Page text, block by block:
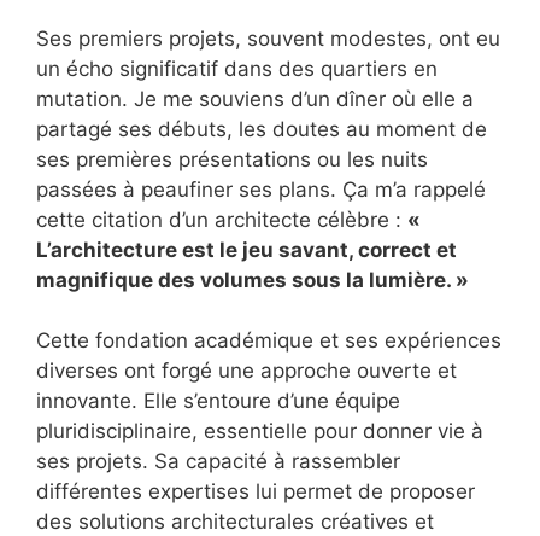
Ses premiers projets, souvent modestes, ont eu
un écho significatif dans des quartiers en
mutation. Je me souviens d’un dîner où elle a
partagé ses débuts, les doutes au moment de
ses premières présentations ou les nuits
passées à peaufiner ses plans. Ça m’a rappelé
cette citation d’un architecte célèbre : «
L’architecture est le jeu savant, correct et
magnifique des volumes sous la lumière. »
Cette fondation académique et ses expériences
diverses ont forgé une approche ouverte et
innovante. Elle s’entoure d’une équipe
pluridisciplinaire, essentielle pour donner vie à
ses projets. Sa capacité à rassembler
différentes expertises lui permet de proposer
des solutions architecturales créatives et